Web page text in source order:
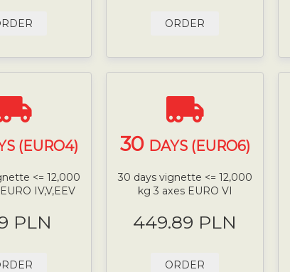
ORDER
(EURO4)
<= 12,000
IV,V,EEV
PLN
30 DAYS (EURO6)
30 days vignette <= 12,000
kg 3 axes EURO VI
449.89 PLN
ORDER